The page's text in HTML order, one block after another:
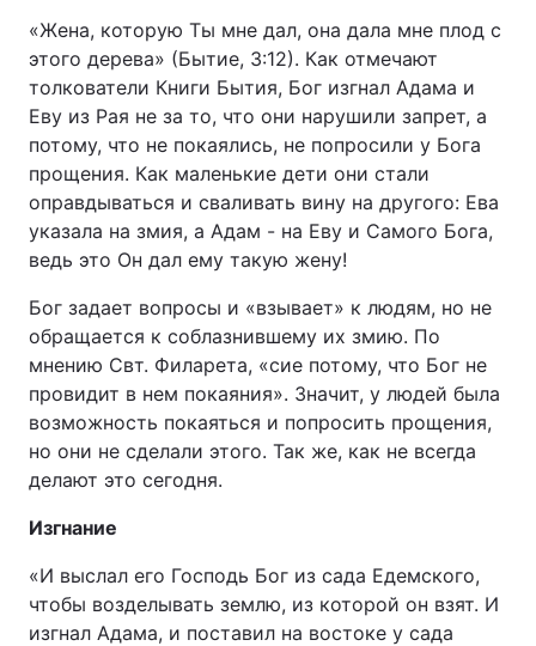
«Жена, которую Ты мне дал, она дала мне плод с
этого дерева» (Бытие, 3:12). Как отмечают
толкователи Книги Бытия, Бог изгнал Адама и
Еву из Рая не за то, что они нарушили запрет, а
потому, что не покаялись, не попросили у Бога
прощения. Как маленькие дети они стали
оправдываться и сваливать вину на другого: Ева
указала на змия, а Адам - на Еву и Самого Бога,
ведь это Он дал ему такую жену!
Бог задает вопросы и «взывает» к людям, но не
обращается к соблазнившему их змию. По
мнению Свт. Филарета, «сие потому, что Бог не
провидит в нем покаяния». Значит, у людей была
возможность покаяться и попросить прощения,
но они не сделали этого. Так же, как не всегда
делают это сегодня.
Изгнание
«И выслал его Господь Бог из сада Едемского,
чтобы возделывать землю, из которой он взят. И
изгнал Адама, и поставил на востоке у сада